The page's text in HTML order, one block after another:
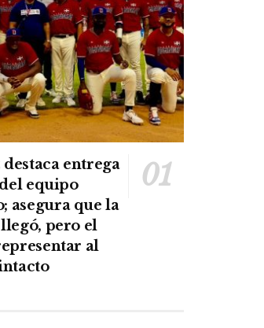
entrega
equipo
asegura que la
pero el
al